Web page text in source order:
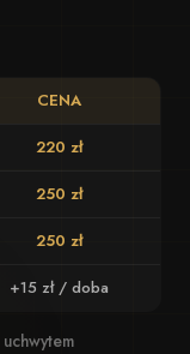
CENA
220 zł
250 zł
250 zł
+15 zł / doba